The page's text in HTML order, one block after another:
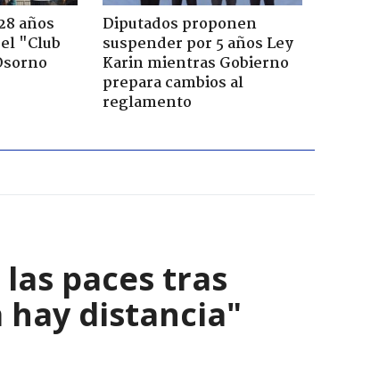
años
"Club
Diputados proponen
suspender por 5 años Ley
Karin mientras Gobierno
prepara cambios al
reglamento
paces tras
hay distancia"